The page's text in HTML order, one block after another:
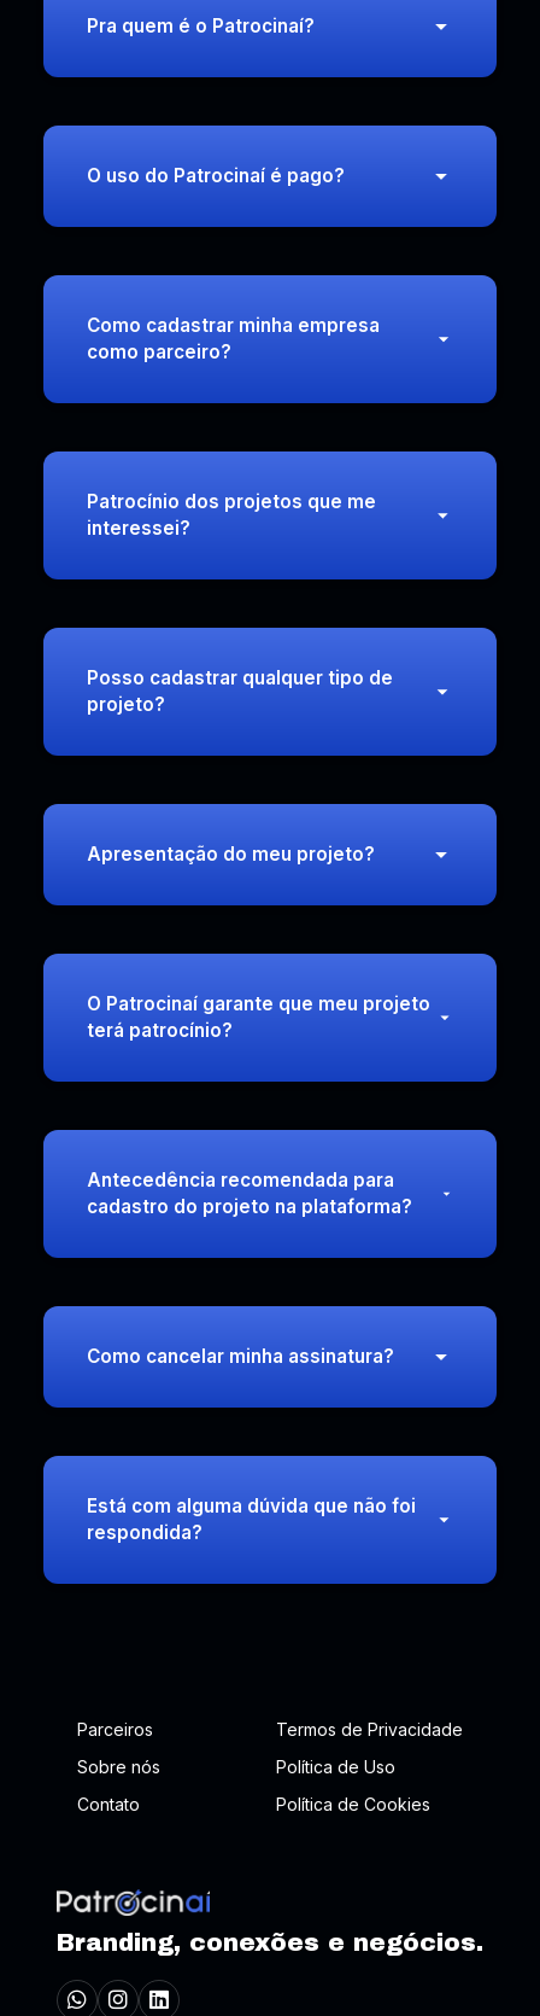
Pra quem é o Patrocinaí?
O uso do Patrocinaí é pago?
Como cadastrar minha empresa
como parceiro?
Patrocínio dos projetos que me
interessei?
Posso cadastrar qualquer tipo de
projeto?
Apresentação do meu projeto?
O Patrocinaí garante que meu projeto
terá patrocínio?
Antecedência recomendada para
cadastro do projeto na plataforma?
Como cancelar minha assinatura?
Está com alguma dúvida que não foi
respondida?
Branding, conexões e negócios.
Parceiros
Termos de Privacidade
Sobre nós
Política de Uso
Contato
Política de Cookies